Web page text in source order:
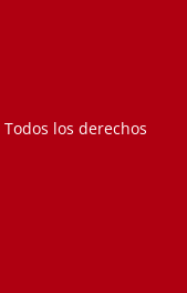
los derechos